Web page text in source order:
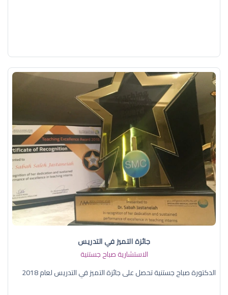
جائزة التميز في التدريس
الاستشارية صباح جستنية
الدكتورة صباح جستنية تحصل على جائزة التميز في التدريس لعام 2018